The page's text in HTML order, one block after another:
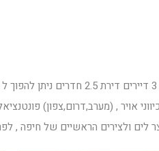
לים ולצירים הראשיים של חיפה ,